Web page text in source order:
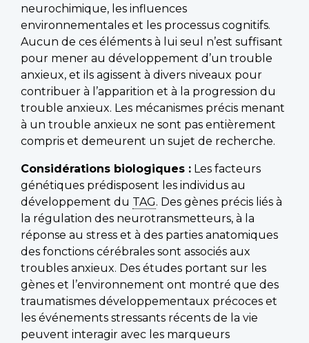
neurochimique, les influences
environnementales et les processus cognitifs.
Aucun de ces éléments à lui seul n’est suffisant
pour mener au développement d’un trouble
anxieux, et ils agissent à divers niveaux pour
contribuer à l’apparition et à la progression du
trouble anxieux. Les mécanismes précis menant
à un trouble anxieux ne sont pas entièrement
compris et demeurent un sujet de recherche.
Considérations biologiques : Les facteurs
génétiques prédisposent les individus au
développement du TAG. Des gènes précis liés à
la régulation des neurotransmetteurs, à la
réponse au stress et à des parties anatomiques
des fonctions cérébrales sont associés aux
troubles anxieux. Des études portant sur les
gènes et l’environnement ont montré que des
traumatismes développementaux précoces et
les événements stressants récents de la vie
peuvent interagir avec les marqueurs